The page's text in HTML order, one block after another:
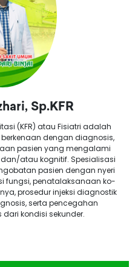
Sp.KFR
(KFR) atau Fisiatri adalah
dengan diagnosis,
pasien yang mengalami
atau kognitif. Spesialisasi
pasien dengan nyeri
fungsi, penatalaksanaan ko-
prosedur injeksi diagnostik
serta pencegahan
kondisi sekunder.